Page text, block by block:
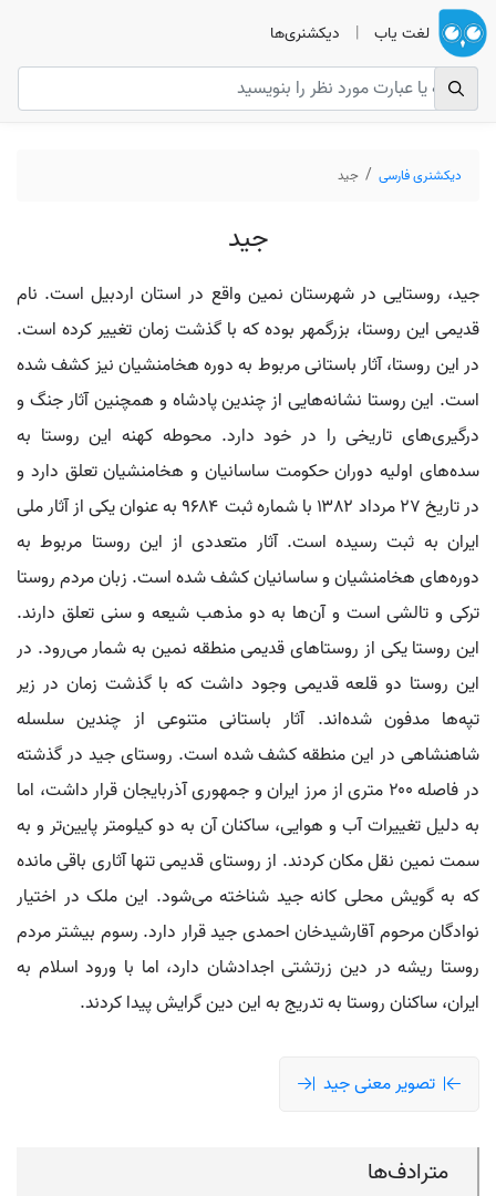
لغت یاب | دیکشنری‌ها
دیکشنری فارسی جید
جید
جید، روستایی در شهرستان نمین واقع در استان اردبیل است. نام
قدیمی این روستا، بزرگمهر بوده که با گذشت زمان تغییر کرده است.
در این روستا، آثار باستانی مربوط به دوره هخامنشیان نیز کشف شده
است. این روستا نشانه‌هایی از چندین پادشاه و همچنین آثار جنگ و
درگیری‌های تاریخی را در خود دارد. محوطه کهنه این روستا به
سده‌های اولیه دوران حکومت ساسانیان و هخامنشیان تعلق دارد و
در تاریخ ۲۷ مرداد ۱۳۸۲ با شماره ثبت ۹۶۸۴ به عنوان یکی از آثار ملی
ایران به ثبت رسیده است. آثار متعددی از این روستا مربوط به
دوره‌های هخامنشیان و ساسانیان کشف شده است. زبان مردم روستا
ترکی و تالشی است و آن‌ها به دو مذهب شیعه و سنی تعلق دارند.
این روستا یکی از روستاهای قدیمی منطقه نمین به شمار می‌رود. در
این روستا دو قلعه قدیمی وجود داشت که با گذشت زمان در زیر
تپه‌ها مدفون شده‌اند. آثار باستانی متنوعی از چندین سلسله
شاهنشاهی در این منطقه کشف شده است. روستای جید در گذشته
در فاصله ۲۰۰ متری از مرز ایران و جمهوری آذربایجان قرار داشت، اما
به دلیل تغییرات آب و هوایی، ساکنان آن به دو کیلومتر پایین‌تر و به
سمت نمین نقل مکان کردند. از روستای قدیمی تنها آثاری باقی مانده
که به گویش محلی کانه جید شناخته می‌شود. این ملک در اختیار
نوادگان مرحوم آقارشیدخان احمدی جید قرار دارد. رسوم بیشتر مردم
روستا ریشه در دین زرتشتی اجدادشان دارد، اما با ورود اسلام به
ایران، ساکنان روستا به تدریج به این دین گرایش پیدا کردند.
تصویر معنی جید
مترادف‌ها